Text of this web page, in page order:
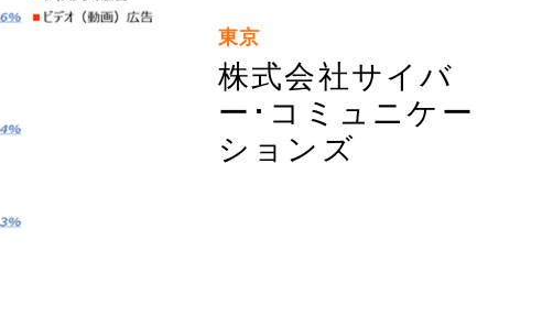
東京
株式会社サイバ
ー･コミュニケー
ションズ